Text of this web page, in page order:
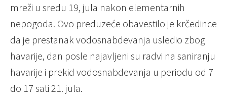
mreži u sredu 19, jula nakon elementarnih
nepogoda. Ovo preduzeće obavestilo je krčedince
da je prestanak vodosnabdevanja usledio zbog
havarije, dan posle najavljeni su radvi na saniranju
havarije i prekid vodosnabdevanja u periodu od 7
do 17 sati 21. jula.